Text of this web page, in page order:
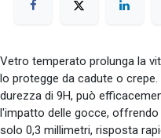
Vetro temperato prolunga la
lo protegge da cadute o
durezza di 9H, può
l'impatto delle gocce,
solo 0,3 millimetri, risposta